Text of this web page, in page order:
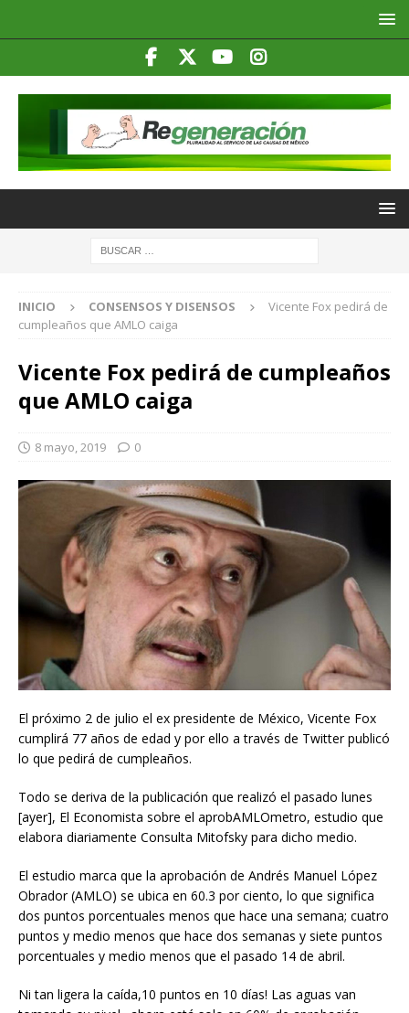
INICIO CONSENSOS Y DISENSOS
Vicente Fox pedirá de
cumpleaños que AMLO caiga
Vicente Fox pedirá de cumpleaños
que AMLO caiga
8 mayo, 2019 0
El próximo 2 de julio el ex presidente de México, Vicente Fox
cumplirá 77 años de edad y por ello a través de Twitter publicó
lo que pedirá de cumpleaños.
Todo se deriva de la publicación que realizó el pasado lunes
[ayer], El Economista sobre el aprobAMLOmetro, estudio que
elabora diariamente Consulta Mitofsky para dicho medio.
El estudio marca que la aprobación de Andrés Manuel López
Obrador (AMLO) se ubica en 60.3 por ciento, lo que significa
dos puntos porcentuales menos que hace una semana; cuatro
puntos y medio menos que hace dos semanas y siete puntos
porcentuales y medio menos que el pasado 14 de abril.
Ni tan ligera la caída,10 puntos en 10 días! Las aguas van